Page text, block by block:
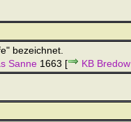
bezeichnet.
Sanne 1663 [ KB Bredow